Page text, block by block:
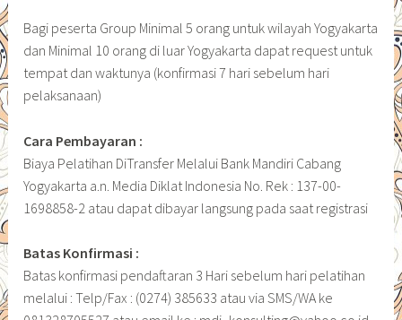
Bagi peserta Group Minimal 5 orang untuk wilayah Yogyakarta
dan Minimal 10 orang di luar Yogyakarta dapat request untuk
tempat dan waktunya (konfirmasi 7 hari sebelum hari
pelaksanaan)
Cara Pembayaran :
Biaya Pelatihan DiTransfer Melalui Bank Mandiri Cabang
Yogyakarta a.n. Media Diklat Indonesia No. Rek : 137-00-
1698858-2 atau dapat dibayar langsung pada saat registrasi
Batas Konfirmasi :
Batas konfirmasi pendaftaran 3 Hari sebelum hari pelatihan
melalui : Telp/Fax : (0274) 385633 atau via SMS/WA ke